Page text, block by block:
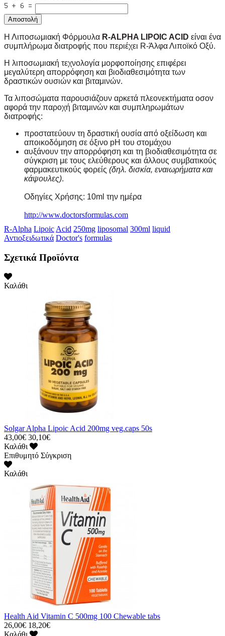
Αποστολή
Η Λιποσωμιακή Φόρμουλα R-ALPHA LIPOIC ACID είναι ένα
συμπλήρωμα διατροφής που περιέχει R-Άλφα Λιποϊκό Οξύ.
Η λιποσωμιακή τεχνολογία μορφοποίησης επιφέρει
μεγαλύτερη απορρόφηση και βιοδιαθεσιμότητα των
δραστικών ουσιών και βιταμινών.
Τα λιποσώματα παρουσιάζουν αρκετά πλεονεκτήματα οσον
αφορά την παροχή βιταμινών και συμπληρωμάτων
διατροφής:
προστατεύουν τη δραστική ουσία από οξείδωση και
αποικοδόμηση σε όξινο pH του στομάχου
αυξάνουν την απορρόφηση και τη βιοδιαθεσιμότητα σε
σύγκριση με τους ελεύθερους και άλλους συμβατικούς
φαρμακευτικούς φορείς (δηλ. δισκία, εναιωρήματα και
κάψουλες).
Οδηγίες Χρήσης: 10ml την ημέρα
http://www.doctorsformulas.com
R-Alpha Lipoic Acid 250mg liposomal 300ml liquid
Αντιοξειδωτικά Doctor's formulas
Σχετικά Προϊόντα
Καλάθι
Solgar Alpha Lipoic Acid 200mg veg.caps 50s
43,00€ 30,10€
Καλάθι
Επιθυμητό Σύγκριση
Καλάθι
Health Aid Vitamin C 500mg 100 Chewable tabs
26,00€ 18,20€